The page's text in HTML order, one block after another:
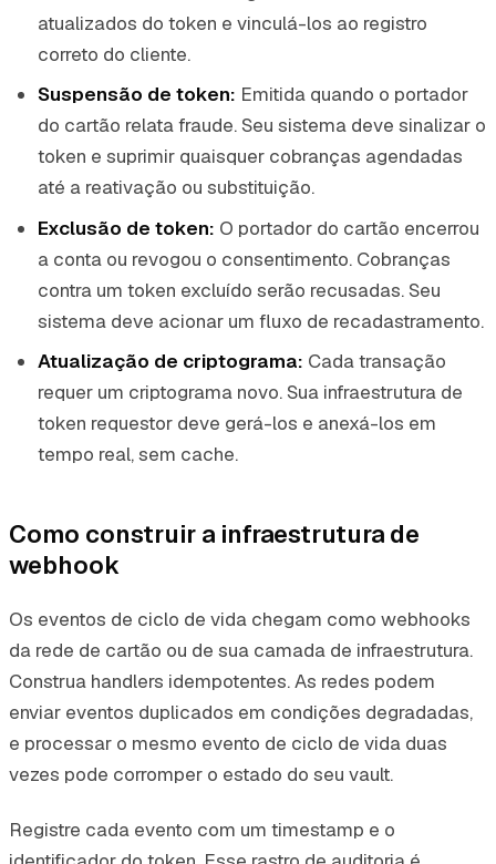
atualizados do token e vinculá-los ao registro
correto do cliente.
Suspensão de token: Emitida quando o portador
do cartão relata fraude. Seu sistema deve sinalizar o
token e suprimir quaisquer cobranças agendadas
até a reativação ou substituição.
Exclusão de token: O portador do cartão encerrou
a conta ou revogou o consentimento. Cobranças
contra um token excluído serão recusadas. Seu
sistema deve acionar um fluxo de recadastramento.
Atualização de criptograma: Cada transação
requer um criptograma novo. Sua infraestrutura de
token requestor deve gerá-los e anexá-los em
tempo real, sem cache.
Como construir a infraestrutura de
webhook
Os eventos de ciclo de vida chegam como webhooks
da rede de cartão ou de sua camada de infraestrutura.
Construa handlers idempotentes. As redes podem
enviar eventos duplicados em condições degradadas,
e processar o mesmo evento de ciclo de vida duas
vezes pode corromper o estado do seu vault.
Registre cada evento com um timestamp e o